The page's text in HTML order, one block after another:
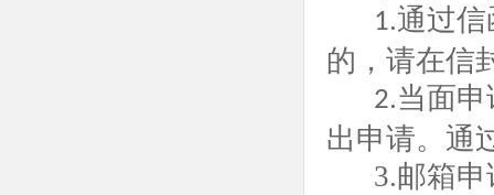
1.通过
的，请在信
2.当面
出申请。通
3.邮箱